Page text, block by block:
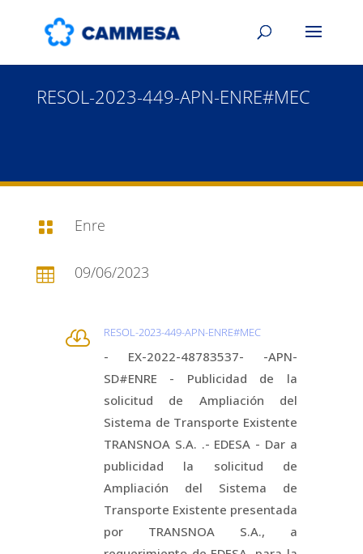
RESOL-2023-449-APN-ENRE#MEC
 Enre
 09/06/2023
 RESOL-2023-449-APN-ENRE#MEC
- EX-2022-48783537- -APN-
SD#ENRE - Publicidad de la
solicitud de Ampliación del
Sistema de Transporte Existente
TRANSNOA S.A. .- EDESA - Dar a
publicidad la solicitud de
Ampliación del Sistema de
Transporte Existente presentada
por TRANSNOA S.A., a